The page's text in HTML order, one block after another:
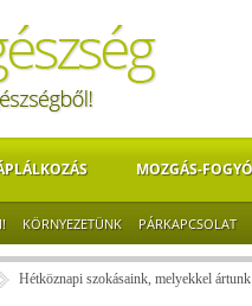
MOZGÁS-
KÖRNYEZETÜNK PÁRKAPCSOLAT
Hétköznapi szokásaink, melyekkel